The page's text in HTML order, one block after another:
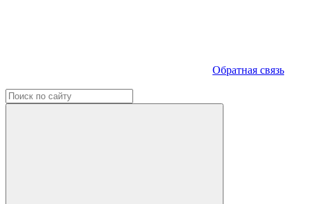
Обратная связь